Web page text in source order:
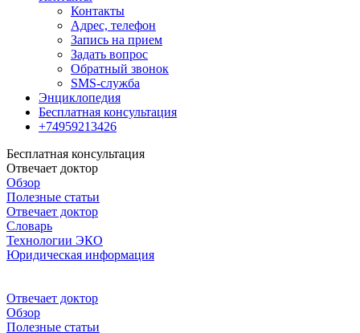
Контакты
Адрес, телефон
Запись на прием
Задать вопрос
Обратный звонок
SMS-служба
Энциклопедия
Бесплатная консультация
+74959213426
Бесплатная консультация
Отвечает доктор
Обзор
Полезные статьи
Отвечает доктор
Словарь
Технологии ЭКО
Юридическая информация
Отвечает доктор
Обзор
Полезные статьи